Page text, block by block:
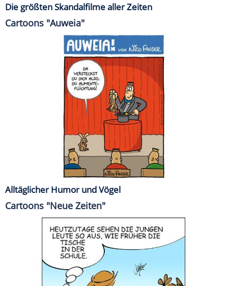
Die größten Skandalfilme aller Zeiten
Cartoons "Auweia"
Alltäglicher Humor und Vögel
Cartoons "Neue Zeiten"